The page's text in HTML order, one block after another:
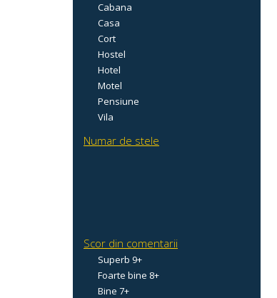
Cabana
Casa
Cort
Hostel
Hotel
Motel
Pensiune
Vila
Numar de stele
Scor din comentarii
Superb 9+
Foarte bine 8+
Bine 7+